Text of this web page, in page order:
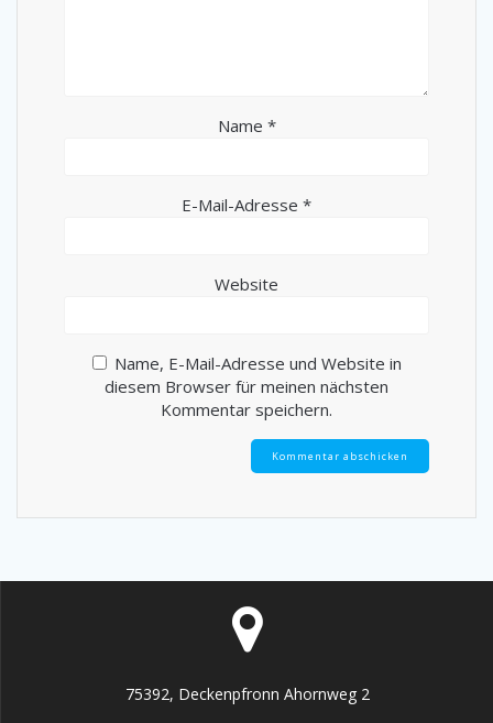
Name *
E-Mail-Adresse *
Website
Name, E-Mail-Adresse und Website in
diesem Browser für meinen nächsten
Kommentar speichern.
75392, Deckenpfronn Ahornweg 2